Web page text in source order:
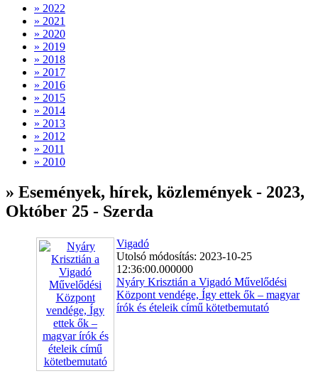
» 2022
» 2021
» 2020
» 2019
» 2018
» 2017
» 2016
» 2015
» 2014
» 2013
» 2012
» 2011
» 2010
» Események, hírek, közlemények - 2023,
Október 25 - Szerda
Vigadó
Utolsó módosítás: 2023-10-25
12:36:00.000000
Nyáry Krisztián a Vigadó Művelődési
Központ vendége, Így ettek ők – magyar
írók és ételeik című kötetbemutató